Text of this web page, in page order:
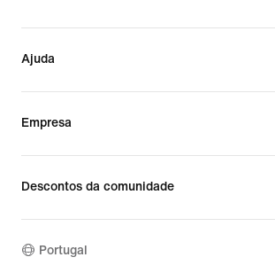
Ajuda
Empresa
Descontos da comunidade
Portugal